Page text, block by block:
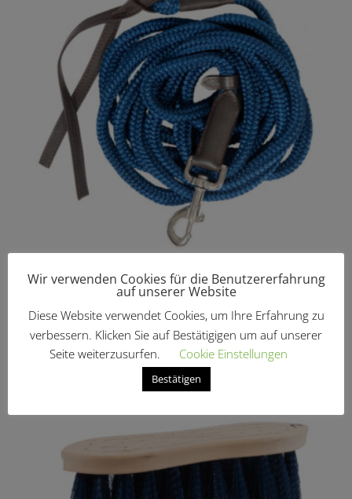
Bodenarbeitsseil mit Lederklatsche
Preisspanne:
€22,95
Wir verwenden Cookies für die Benutzererfahrung
auf unserer Website
Diese Website verwendet Cookies, um Ihre Erfahrung zu
verbessern. Klicken Sie auf Bestätigigen um auf unserer
Seite weiterzusurfen.
Cookie Einstellungen
Bestätigen